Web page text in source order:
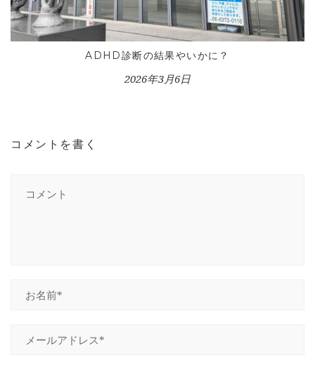
ADHD診断の結果やいかに？
2026年3月6日
コメントを書く